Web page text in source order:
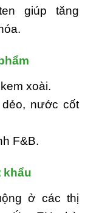
giúp tăng
xoài.
nước cốt
F&B.
khẩu
ở các thị